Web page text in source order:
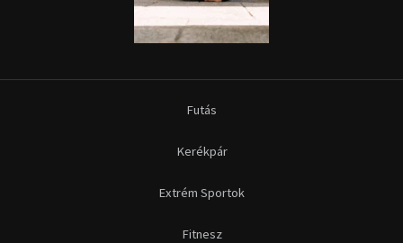
Futás
Kerékpár
Extrém Sportok
Fitnesz